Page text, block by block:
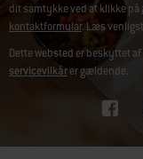
dit samtykke ved at klikke på
kontaktformular. Læs
Dette websted er beskyttet af
servicevilkårer gældende.